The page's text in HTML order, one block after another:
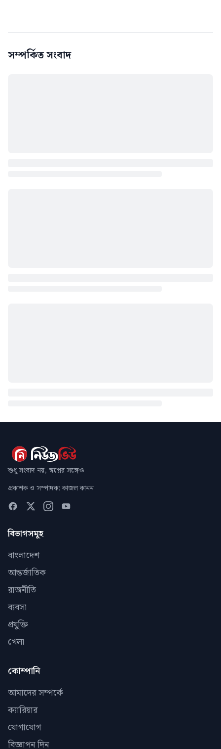
সম্পর্কিত সংবাদ
শুধু সংবাদ নয়, স্বপ্নের সঙ্গেও
প্রকাশক ও সম্পাদক: কাজল কানন
বিভাগসমূহ
বাংলাদেশ
আন্তর্জাতিক
রাজনীতি
ব্যবসা
প্রযুক্তি
খেলা
কোম্পানি
আমাদের সম্পর্কে
ক্যারিয়ার
যোগাযোগ
বিজ্ঞাপন দিন